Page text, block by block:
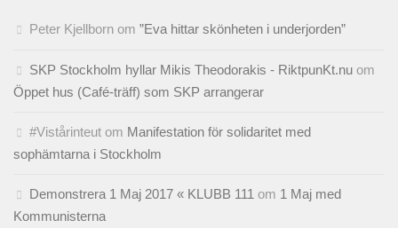
Peter Kjellborn om ”Eva hittar skönheten i underjorden”
SKP Stockholm hyllar Mikis Theodorakis - RiktpunKt.nu om
Öppet hus (Café-träff) som SKP arrangerar
#Vistårinteut om Manifestation för solidaritet med
sophämtarna i Stockholm
Demonstrera 1 Maj 2017 « KLUBB 111 om 1 Maj med
Kommunisterna